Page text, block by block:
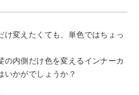
け変えたくても、単色ではちょっ
の内側だけ色を変えるインナーカ
いかがでしょうか？